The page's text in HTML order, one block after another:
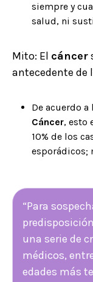
siempre y
salud, ni
Mito: El cáncer
antecedente de
De acuerdo a
Cáncer, esto
10% de los
esporádicos;
“Para
una serie de
médicos,
edades más